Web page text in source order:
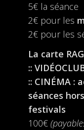
5€ la séance
2€ pour les
2€ pour les
La carte
::
:: CINÉMA :
séances
festivals
100€